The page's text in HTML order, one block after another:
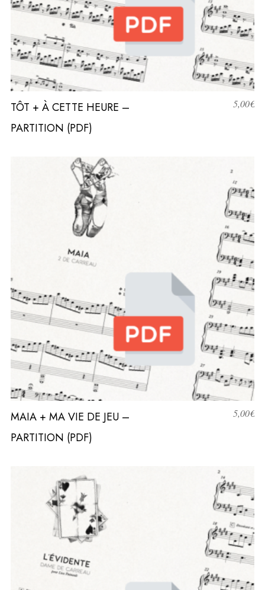
TÔT + À CETTE HEURE –
PARTITION (PDF)
5,00€
MAIA + MA VIE DE JEU –
PARTITION (PDF)
5,00€